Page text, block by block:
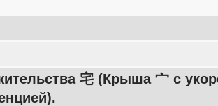
宅 (Крыша 宀 с